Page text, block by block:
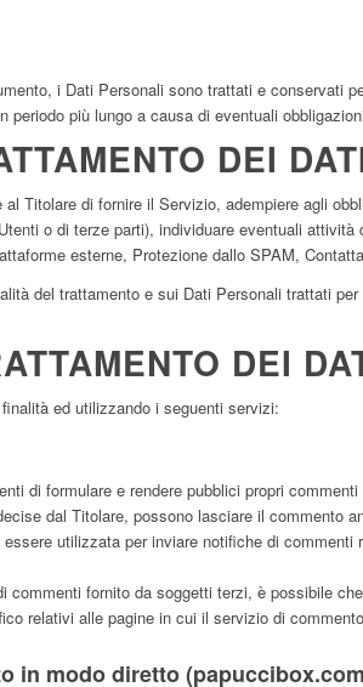
i Dati Personali sono trattati e conservati
periodo più lungo a causa di eventuali
DEI
Titolare di fornire il Servizio, adempiere agli
o di terze parti), individuare eventuali
esterne, Protezione dallo SPAM,
del trattamento e sui Dati Personali trattati
DEI
ed utilizzando i seguenti servizi:
di formulare e rendere pubblici propri
dal Titolare, possono lasciare il commento
essere utilizzata per inviare notifiche di
commenti fornito da soggetti terzi, è possibile
relativi alle pagine in cui il servizio di
in modo diretto